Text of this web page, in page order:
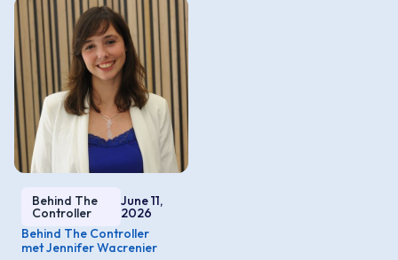
Behind The
Controller
June 11,
2026
Behind The Controller
met Jennifer Wacrenier